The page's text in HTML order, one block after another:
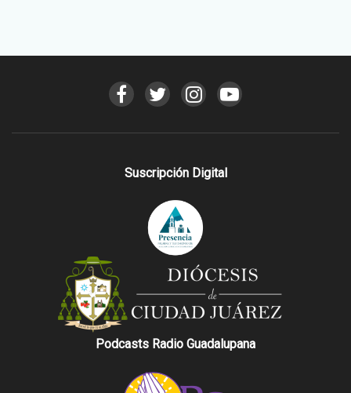
Suscripción Digital
Podcasts Radio Guadalupana